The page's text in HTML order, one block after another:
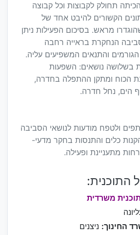
הכיתה תחולק לקבוצות וכל קבוצה
הקשורים להיבט אחד של
מראש. בסיכום הפעילות ניתן
הנחקרת בראייה רחבה
והתנאים המשפיעים עליה.
בשלושה נושאים: השפעות
הכוח ומתקן ההתפלה בחדרה,
הים, נחל חדרה.
ולטפח מודעות לנושאי הסביבה
כלים והתנסות בחקר מדעי-
מתעניינת ופעילה.
התוכנית:
משרדית
החינוך: ניצנים